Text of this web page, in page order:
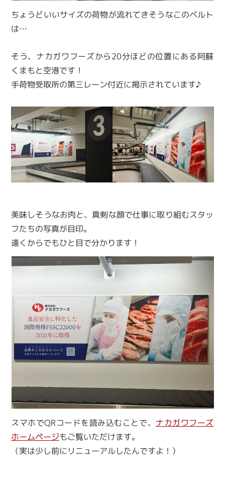
ちょうどいいサイズの荷物が流れてきそうなこのベルト
は…
そう、ナカガワフーズから20分ほどの位置にある阿蘇
くまもと空港です！
手荷物受取所の第三レーン付近に掲示されています♪
美味しそうなお肉と、真剣な顔で仕事に取り組むスタッ
フたちの写真が目印。
遠くからでもひと目で分かります！
スマホでQRコードを読み込むことで、 ナカガワフーズ
ホームページもご覧いただけます。
（実は少し前にリニューアルしたんですよ！）